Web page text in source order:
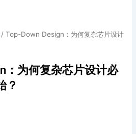
/ Top-Down Design：为何复杂芯片设计
：为何复杂芯片设计必
？